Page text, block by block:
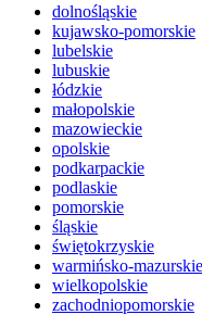
dolnośląskie
kujawsko-pomorskie
lubelskie
lubuskie
łódzkie
małopolskie
mazowieckie
opolskie
podkarpackie
podlaskie
pomorskie
śląskie
świętokrzyskie
warmińsko-mazurskie
wielkopolskie
zachodniopomorskie